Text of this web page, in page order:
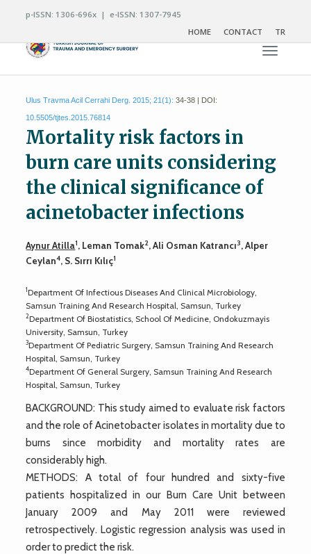
p-ISSN: 1306-696x | e-ISSN: 1307-7945
HOME
CONTACT TR
Toggle
Ulus Travma Acil Cerrahi Derg. 2015; 21(1): 34-38 | DOI:
10.5505/tjtes.2015.76814
Mortality risk factors in
burn care units considering
the clinical significance of
acinetobacter infections
Aynur Atilla1, Leman Tomak2, Ali Osman Katrancı3, Alper
Ceylan4, S. Sırrı Kılıç1
1Department Of Infectious Diseases And Clinical Microbiology,
Samsun Training And Research Hospital, Samsun, Turkey
2Department Of Biostatistics, School Of Medicine, Ondokuzmayis
University, Samsun, Turkey
3Department Of Pediatric Surgery, Samsun Training And Research
Hospital, Samsun, Turkey
4Department Of General Surgery, Samsun Training And Research
Hospital, Samsun, Turkey
BACKGROUND: This study aimed to evaluate risk factors
and the role of Acinetobacter isolates in mortality due to
burns since morbidity and mortality rates are
considerably high.
METHODS: A total of four hundred and sixty-five
patients hospitalized in our Burn Care Unit between
January 2009 and May 2011 were reviewed
retrospectively. Logistic regression analysis was used in
order to predict the risk.